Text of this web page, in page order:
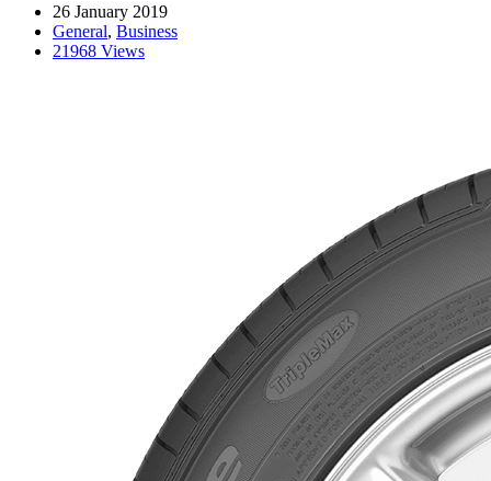
26 January 2019
General, Business
21968 Views